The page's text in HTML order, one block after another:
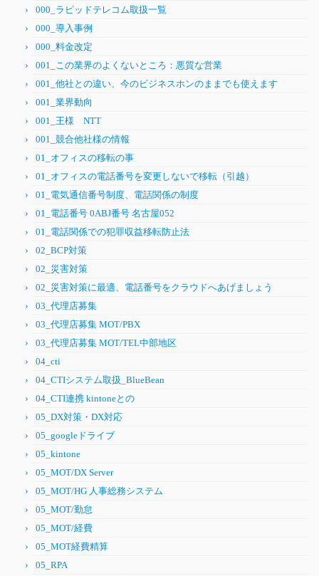
000_ラピッドテレコム取扱一覧
000_導入事例
000_料金改定
001_この業界のよくないところ：悪質な営業
001_他社との違い、今のビジネスホンのままでも使えます
001_業界動向
001_王様 NTT
001_競合他社様の情報
01_オフィスの移転の事
01_オフィスの電話番号を変更しないで移転（引越）
01_電気通信番号制度、電話関係の制度
01_電話番号 0ABJ番号 名古屋052
01_電話関係での犯罪収益移転防止法
02_BCP対策
02_災害対策
02_災害対策に最適、電話番号をクラウドへあげましょう
03_代理店募集
03_代理店募集 MOT/PBX
03_代理店募集 MOT/TEL中部地区
04_cti
04_CTIシステム取扱_BlueBean
04_CTI連携 kintoneとの
05_DX対策・DX対応
05_googleドライブ
05_kintone
05_MOT/DX Server
05_MOT/HG 人事総務システム
05_MOT/勤怠
05_MOT/経費
05_MOT経費精算
05_RPA